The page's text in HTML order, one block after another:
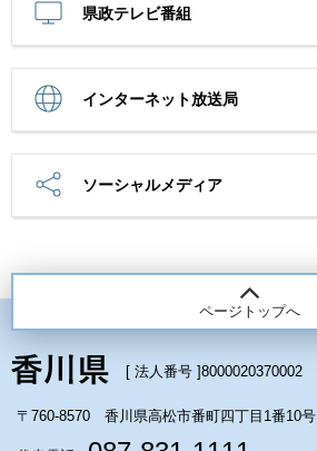
県政テレビ番組
インターネット放送局
ソーシャルメディア
ページトップへ
[ 法人番号 ]8000020370002
〒760-8570 香川県高松市番町四丁目1番10号